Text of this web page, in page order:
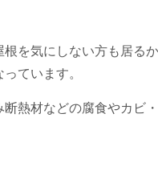
を気にしない方も居る
っています。
熱材などの腐食やカビ